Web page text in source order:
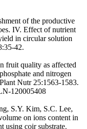
of the productive
IV. Effect of nutrient
in circular solution
42.
fruit quality as affected
and nitrogen
Nutr 25:1563-1583.
120005408
S.Y. Kim, S.C. Lee,
on ions content in
using coir substrate.